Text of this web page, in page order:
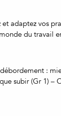
et adaptez vos
du travail
:
subir (Gr 1) –